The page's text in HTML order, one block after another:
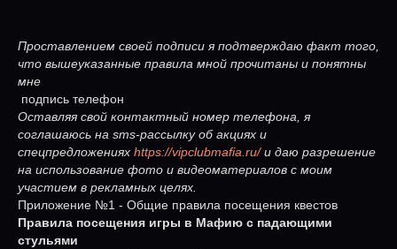
Проставлением своей подписи я подтверждаю факт того,
что вышеуказанные правила мной прочитаны и понятны
мне
подпись телефон
Оставляя свой контактный номер телефона, я
соглашаюсь на sms-рассылку об акциях и
спецпредложениях https://vipclubmafia.ru/и даю разрешение
на использование фото и видеоматериалов с моим
участием в рекламных целях.
Приложение №1 - Общие правила посещения квестов
Правила посещения игры в Мафию с падающими
стульями